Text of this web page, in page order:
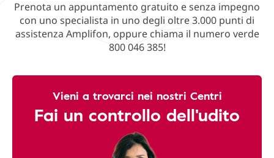
Prenota un appuntamento gratuito e senza impegno
con uno specialista in uno degli oltre 3.000 punti di
assistenza Amplifon, oppure chiama il numero verde
800 046 385!
Vieni a trovarci nei nostri Centri
Fai un controllo dell'udito